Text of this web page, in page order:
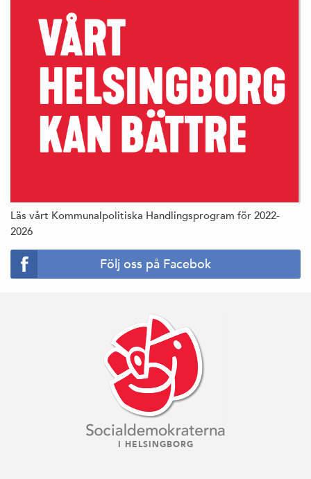
Läs vårt Kommunalpolitiska Handlingsprogram för 2022-
2026
Följ oss på Facebok
I HELSINGBORG